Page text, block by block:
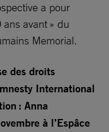
a pour
avant » du
Memorial.
des droits
International
: Anna
à l’Espâce